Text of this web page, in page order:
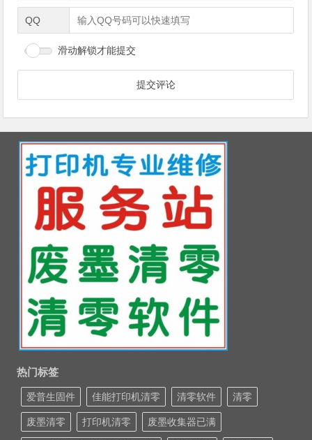
QQ
滑动解锁才能提交
热门标签
爱普生固件 佳能打印机清零 清零软件 清零
废墨清零 打印机清零 废墨收集器已满